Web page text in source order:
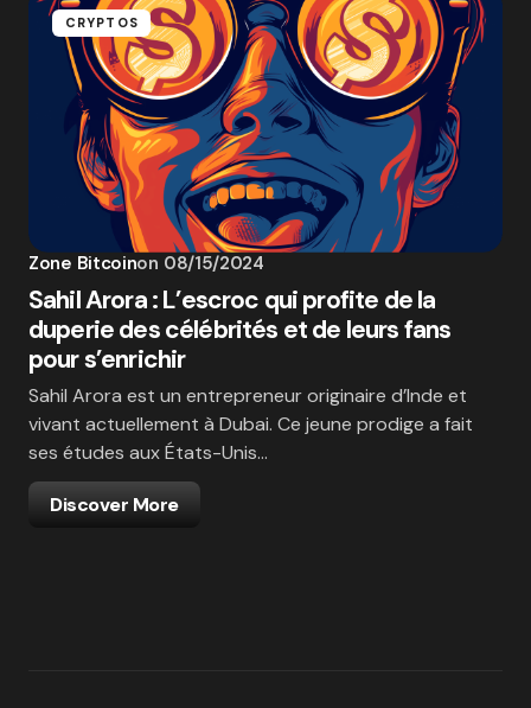
CRYPTOS
Zone Bitcoinon 08/15/2024
Sahil Arora : L’escroc qui profite de la
duperie des célébrités et de leurs fans
pour s’enrichir
Sahil Arora est un entrepreneur originaire d’Inde et
vivant actuellement à Dubai. Ce jeune prodige a fait
ses études aux États-Unis…
Discover More